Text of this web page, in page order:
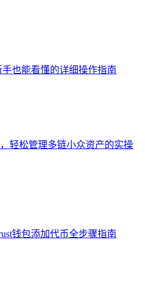
也能看懂的详细操作指南
轻松管理多链小众资产的实操
钱包添加代币全步骤指南